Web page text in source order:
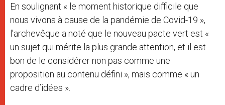
En soulignant « le moment historique difficile que
nous vivons à cause de la pandémie de Covid-19 »,
l’archevêque a noté que le nouveau pacte vert est «
un sujet qui mérite la plus grande attention, et il est
bon de le considérer non pas comme une
proposition au contenu défini », mais comme « un
cadre d’idées ».